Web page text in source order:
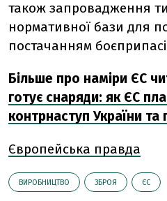
також запровадження
нормативної бази для
постачанням
Більше про наміри ЄС
готує снаряди: як ЄС
контрнаступ України
Європейська правда
ВИРОБНИЦТВО ЗБРОЯ ЄС